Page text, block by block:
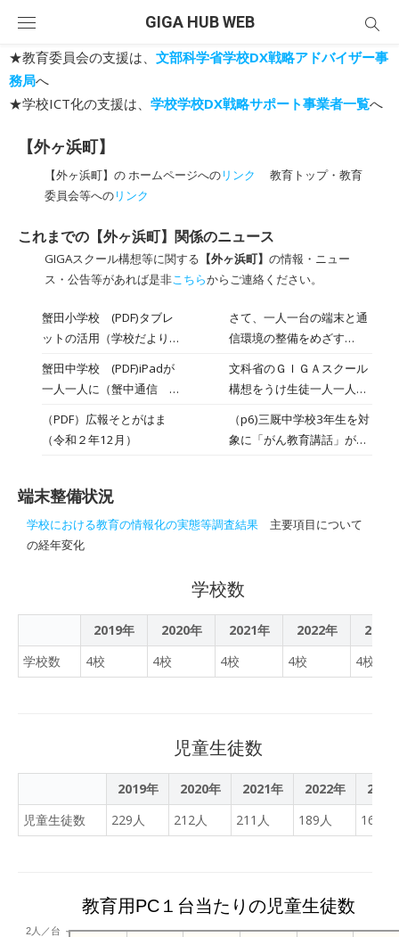
content
GIGA HUB WEB
★教育委員会の支援は、 文部科学省学校DX戦略アドバイザー事
務局へ
★学校ICT化の支援は、 学校学校DX戦略サポート事業者一覧へ
【外ヶ浜町】
【外ヶ浜町】の ホームページへのリンク
教育トップ・教育
委員会等へのリンク
これまでの【外ヶ浜町】関係のニュース
GIGAスクール構想等に関する 【外ヶ浜町】 の情報・ニュー
ス・公告等があれば是非こちらからご連絡ください。
蟹田小学校 (PDF)タブレ
ットの活用（学校だより
さて、一人一台の端末と通
信環境の整備をめざす
り、昨年度の３月に全校児
童分のタブレットが導入さ
れました。今年度は、導入
されたタブレットをいかに
蟹田中学校 (PDF)iPadが
一人一人に（蟹中通信 令
行）
文科省のＧＩＧＡスクール
構想をうけ生徒一人一人に
ｄ）が整備されました。
（PDF）広報そとがはま
（令和２年12月）
（p6)三厩中学校3年生を対
象に「がん教育講話」が開
されました
端末整備状況
学校における教育の情報化の実態等調査結果 主要項目について
の経年変化
学校数
2019年 2020年 2021年 2022年
2023
学校数
4校 4校 4校 4校 4校
児童生徒数
2019年 2020年 2021年 2022年
2023
児童生徒数
229人 212人 211人 189人 166人
教育用PC１台当たりの児童生徒数
2人／台